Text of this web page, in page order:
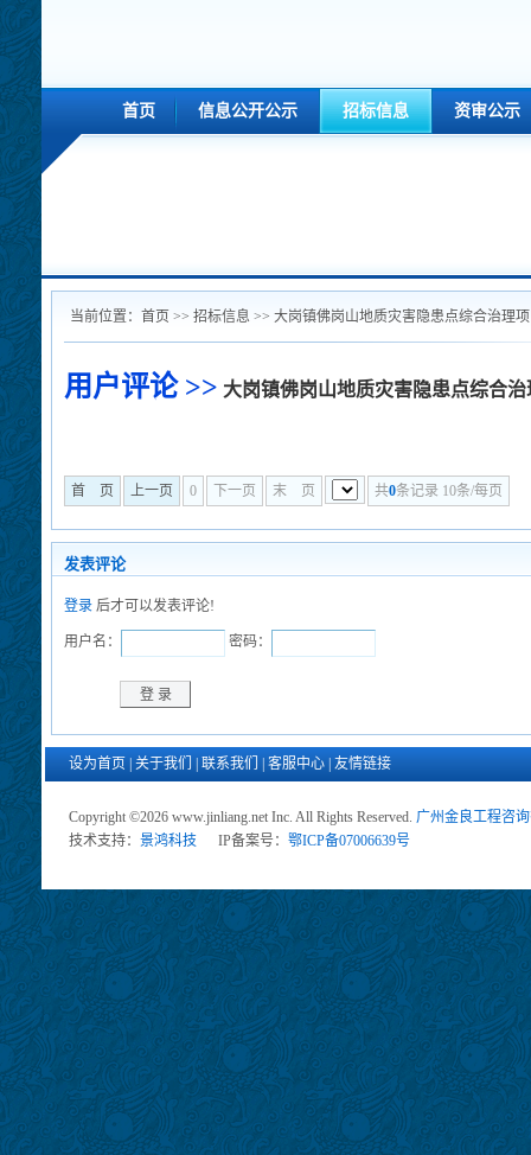
首页 信息公开公示 招标信息 资审公示
当前位置： 首页 >> 招标信息 >> 大岗镇佛岗山地质灾害隐患点综合治理
用户评论 >> 大岗镇佛岗山地质灾害隐患点综合
首 页 上一页 0 下一页 末 页 共0条记录 10条/每页
发表评论
登录 后才可以发表评论!
用户名： 密码：
设为首页 关于我们 联系我们 客服中心 友情链接
Copyright ©2026 www.jinliang.net Inc. All Rights Reserved. 广州金良工程咨
技术支持： 景鸿科技 IP备案号： 鄂ICP备07006639号